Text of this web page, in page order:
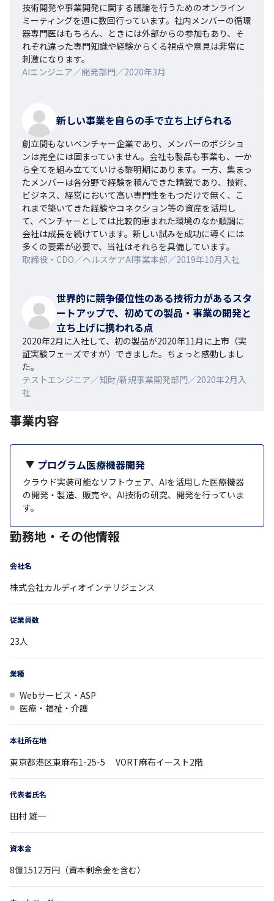
技術開発や事業開発に関する議論を行うためのオンライン
ミーティングを週に数回行っています。社内メンバーの循環
器専門医はもちろん、ときには外部からの参加もあり、そ
れぞれ違った専門知識や経験からくる視点や意見は非常に
刺激になります。
AIエンジニア／開発部門／2020年3月
新しい事業を自らの手で立ち上げられる
創立間もないベンチャー企業であり、メンバーのポジショ
ンは完全には固まっていません。会社も製品も事業も、一か
ら全てを組み立てていける黎明期にあります。一方、集まっ
たメンバーは各分野で経験を積んできた精鋭であり、技術、
ビジネス、経営において高い専門性をもつだけで無く、こ
れまで築いてきた経験やコネクション等の資産を活用し
て、ベンチャーとしては比較的恵まれた環境のなか順調に
会社は成長を続けています。新しい試みを成功に導くには
多くの要素が必要で、当社はそれらを具備しています。
取締役・CDO／ヘルスケアAI事業本部／2019年10月入社
世界的に競争優位性のある技術力があるスタ
ートアップで、初めての製品・事業の開発と
立ち上げに携われる点
2020年2月に入社して、初の製品が2020年11月に上市（実
証実験フェーズですが）できました。ちょっと感動しまし
た。
テストエンジニア／知財/新規事業開発部門／2020年2月入
社
事業内容
プログラム医療機器開発
クラウド実装可能なソフトウェア、AIを活用した医療機器
の開発・製造、販売や、AI技術の研究、開発を行っていま
す。
勤務地・その他情報
会社名
株式会社カルディオインテリジェンス
従業員数
23人
業種
Webサービス・ASP
医療・福祉・介護
本社所在地
東京都港区東麻布1-25-5 VORT麻布イースト2階
代表者氏名
田村 雄一
資本金
8億1512万円（資本剰余金を含む）